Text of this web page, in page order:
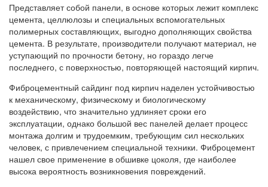
Представляет собой панели, в основе которых лежит комплекс
цемента, целлюлозы и специальных вспомогательных
полимерных составляющих, выгодно дополняющих свойства
цемента. В результате, производители получают материал, не
уступающий по прочности бетону, но гораздо легче
последнего, с поверхностью, повторяющей настоящий кирпич.
Фиброцементный сайдинг под кирпич наделен устойчивостью
к механическому, физическому и биологическому
воздействию, что значительно удлиняет сроки его
эксплуатации, однако большой вес панелей делает процесс
монтажа долгим и трудоемким, требующим сил нескольких
человек, с привлечением специальной техники. Фиброцемент
нашел свое применение в обшивке цоколя, где наиболее
высока вероятность возникновения повреждений.